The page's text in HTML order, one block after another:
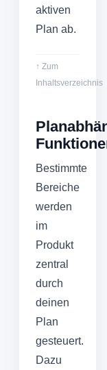
aktiven
Plan ab.
↑ Zum
Inhaltsverzeichnis
Bestimmte
Bereiche
werden
im
Produkt
zentral
durch
deinen
Plan
gesteuert.
Dazu